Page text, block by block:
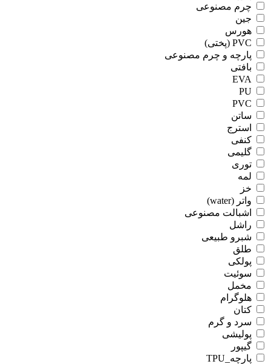
چرم مصنوعی
جین
هورس
PVC (پختی)
پارچه و چرم مصنوعی
بافتی
EVA
PU
PVC
ساتن
استرج
کنفی
گلیمی
توری
لمه
خز
واتر (water)
اشبالت مصنوعی
راشل
شبرو طبیعی
طلق
پولکی
سوئیت
مخمل
هلوگرام
کتان
سرد و گرم
پولیشی
گیپور
پارچه_TPU